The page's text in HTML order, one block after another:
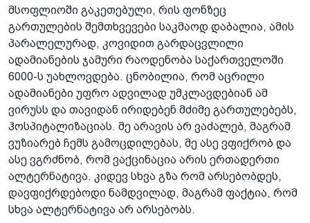
მსოფლიოში გაკეთებული, რის ფონზეც
გართულების შემთხვევები საკმაოდ დაბალია, ამის
პარალელურად, კოვიდით გარდაცვლილი
ადამიანების ჯამური რაოდენობა საქართველოში
6000-ს უახლოვდება. ცნობილია, რომ აცრილი
ადამიანები უფრო ადვილად უმკლავდებიან ამ
ვირუსს და თავიდან ირიდებენ მძიმე გართულებებს,
ჰოსპიტალიზაციას. მე არავის არ ვაძალებ, მაგრამ
ვუზიარებ ჩემს გამოცდილებას, მე ასე ვფიქრობ და
ასე ვგრძნობ, რომ ვაქცინაცია არის ერთადერთი
ალტერნატივა. კიდევ სხვა გზა რომ არსებობდეს,
დავფიქრდებოდი ნამდვილად, მაგრამ ფაქტია, რომ
სხვა ალტერნატივა არ არსებობს.